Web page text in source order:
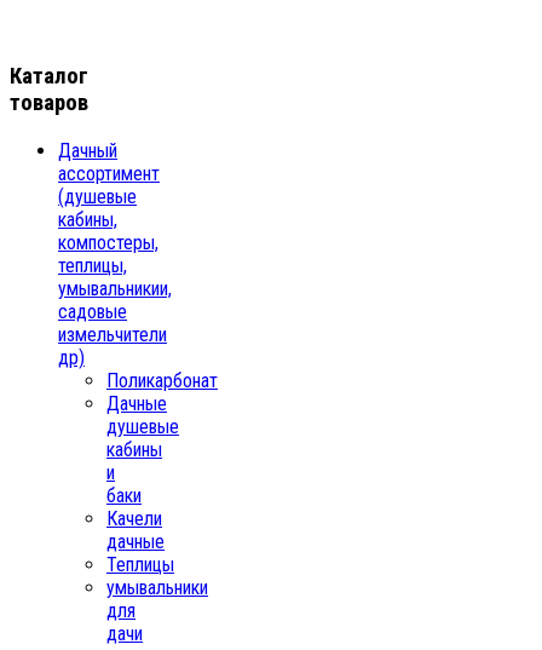
Каталог
товаров
Дачный
ассортимент
(душевые
кабины,
компостеры,
теплицы,
умывальникии,
садовые
измельчители
др)
Поликарбонат
Дачные
душевые
кабины
и
баки
Качели
дачные
Теплицы
умывальники
для
дачи